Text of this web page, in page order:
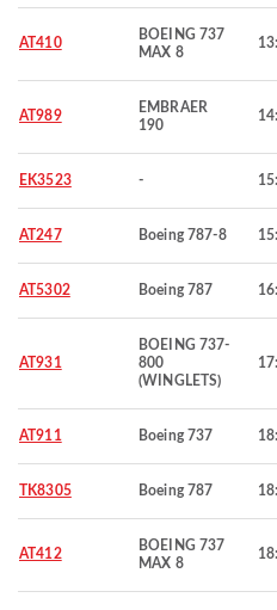
AT410
BOEING 737
MAX 8
AT989
EMBRAER
190
EK3523 -
AT247 Boeing 787-8
AT5302 Boeing 787
AT931
BOEING 737-
800
(WINGLETS)
AT911 Boeing 737
TK8305 Boeing 787
AT412
BOEING 737
MAX 8